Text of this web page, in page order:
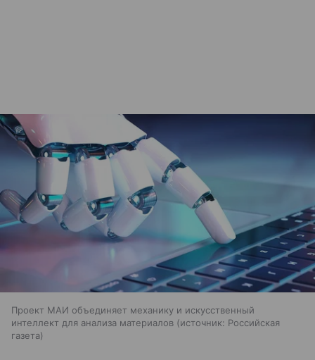
Проект МАИ объединяет механику и искусственный
интеллект для анализа материалов
источник: Российская
газета